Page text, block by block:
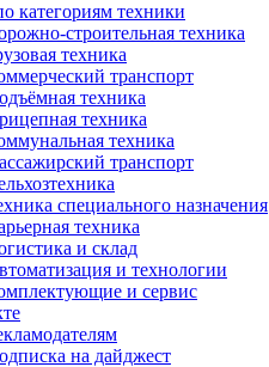
категориям техники
строительная техника
техника
транспорт
техника
техника
техника
транспорт
специального назначения
техника
и склад
и технологии
и сервис
на дайджест